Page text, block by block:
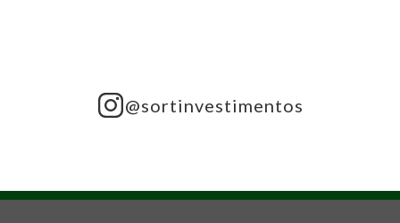
@sortinvestimentos